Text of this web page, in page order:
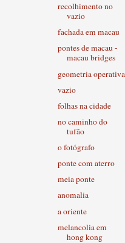
recolhimento no
vazio
fachada em macau
pontes de macau -
macau bridges
geometria operativa
vazio
folhas na cidade
no caminho do
tufão
o fotógrafo
ponte com aterro
meia ponte
anomalia
a oriente
melancolia em
hong kong